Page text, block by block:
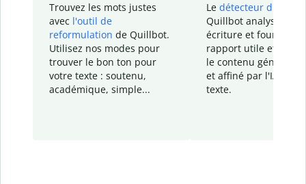
Trouvez les mots justes
avec l'outil de
reformulation de Quillbot.
Utilisez nos modes pour
trouver le bon ton pour
votre texte : soutenu,
académique, simple...
Le détecteur d'IA
Quillbot analyse votre
écriture et fournit un
rapport utile et
le contenu généré
et affiné par l'IA
texte.